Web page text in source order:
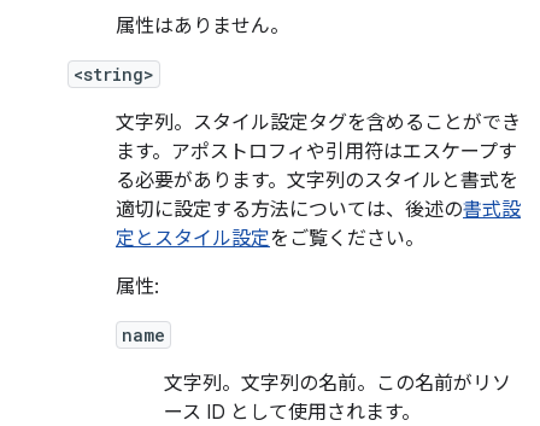
属性はありません。
<string>
文字列。スタイル設定タグを含めることができ
ます。アポストロフィや引用符はエスケープす
る必要があります。文字列のスタイルと書式を
適切に設定する方法については、後述の書式設
定とスタイル設定をご覧ください。
属性:
name
文字列。文字列の名前。この名前がリソ
ース ID として使用されます。